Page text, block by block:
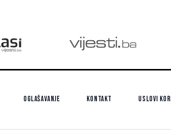
Oglašavanje Kontakt Uslovi